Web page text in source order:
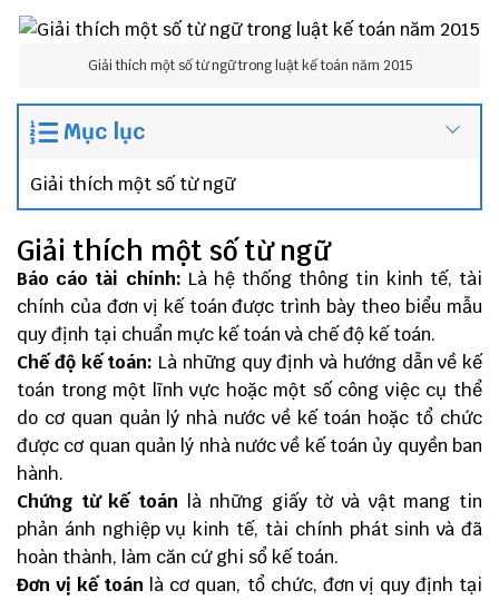
Giải thích một số từ ngữ trong luật kế toán năm 2015
Mục lục
Giải thích một số từ ngữ
Giải thích một số từ ngữ
Báo cáo tài chính: Là hệ thống thông tin kinh tế, tài
chính của đơn vị kế toán được trình bày theo biểu mẫu
quy định tại chuẩn mực kế toán và chế độ kế toán.
Chế độ kế toán: Là những quy định và hướng dẫn về kế
toán trong một lĩnh vực hoặc một số công việc cụ thể
do cơ quan quản lý nhà nước về kế toán hoặc tổ chức
được cơ quan quản lý nhà nước về kế toán ủy quyền ban
hành.
Chứng từ kế toánlà những giấy tờ và vật mang tin
phản ánh nghiệp vụ kinh tế, tài chính phát sinh và đã
hoàn thành, làm căn cứ ghi sổ kế toán.
Đơn vị kế toán là cơ quan, tổ chức, đơn vị quy định tại